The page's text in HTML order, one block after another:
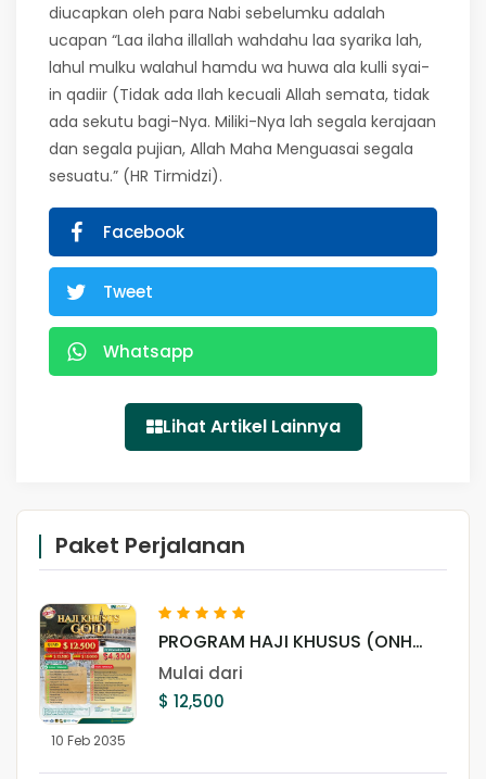
diucapkan oleh para Nabi sebelumku adalah
ucapan “Laa ilaha illallah wahdahu laa syarika lah,
lahul mulku walahul hamdu wa huwa ala kulli syai-
in qadiir (Tidak ada Ilah kecuali Allah semata, tidak
ada sekutu bagi-Nya. Miliki-Nya lah segala kerajaan
dan segala pujian, Allah Maha Menguasai segala
sesuatu.” (HR Tirmidzi).
Facebook
Tweet
Whatsapp
Lihat Artikel Lainnya
Paket Perjalanan
10 Feb 2035
PROGRAM HAJI KHUSUS (ONH
PLUS) GOLD
Mulai dari
$ 12,500